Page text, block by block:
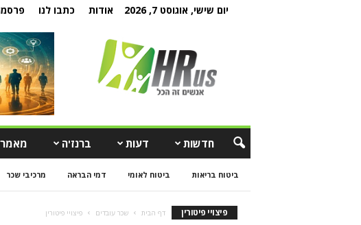
יום שישי, אוגוסט 7, 2026 אודות כתבו לנו
חדשות דעות ברנז'ה
ביטוח בריאות ביטוח לאומי דמי הבראה מרכיבי שכר
פיצויי פיטורין דף הבית שכר עובדים פיצויי פיטורין